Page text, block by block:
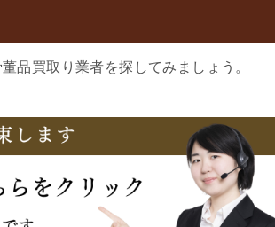
品買取り業者を探してみましょう。